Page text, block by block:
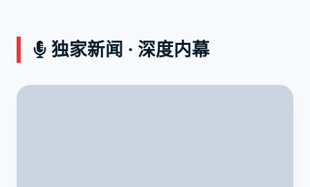
独家新闻 · 深度内幕